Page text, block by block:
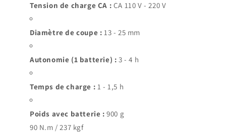
Tension de charge CA : CA 110 V - 220 V
Diamètre de coupe : 13 - 25 mm
Autonomie (1 batterie) : 3 - 4 h
Temps de charge : 1 - 1,5 h
Poids avec batterie :900 g
90 N.m / 237 kgf